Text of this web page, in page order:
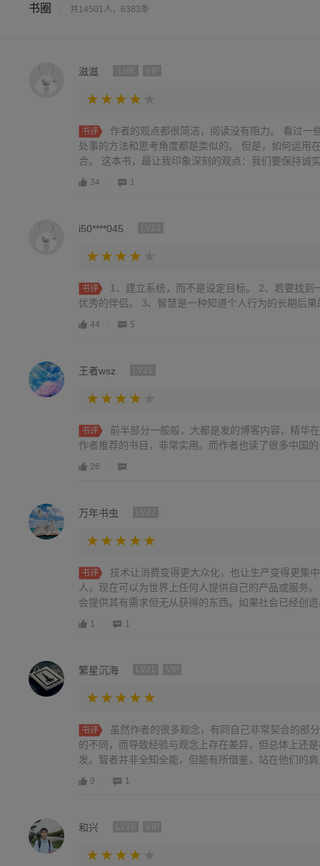
书圈 共14501人，6383条
滋滋
书评
作者的观点都很简洁，阅读没有阻力。 看过一
处事的方法和思考角度都是类似的。 但是，如何运用
合。 这本书，最让我印象深刻的观点：我们要保持诚
34 1
i50****045
书评
1、建立系统，而不是设定目标。 2、若要找
优秀的伴侣。 3、智慧是一种知道个人行为的长期后
44 5
王者wsz
书评
前半部分一般般，大都是发的博客内容，精华
作者推荐的书目，非常实用。而作者也读了很多中国
26
万年书虫
书评
技术让消费变得更大众化，也让生产变得更集
人，现在可以为世界上任何人提供自己的产品或服务
会提供其有需求但无从获得的东西。如果社会已经创
1 1
繁星沉海
书评
虽然作者的很多观念，有同自己非常契合的部
的不同，而导致经验与观念上存在差异，但总体上还
发。智者并非全知全能，但能有所借鉴，站在他们的
9 1
和兴